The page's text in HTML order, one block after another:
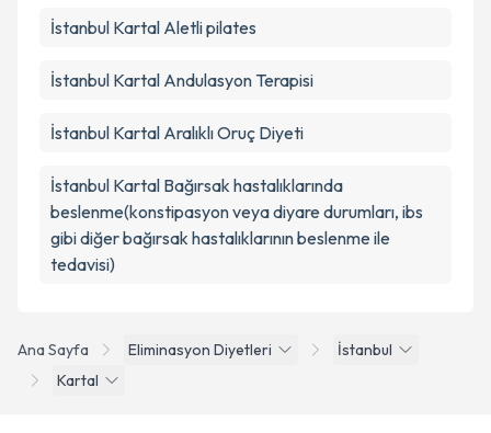
Ana Sayfa Eliminasyon Diyetleri
İstanbul
Kartal
İstanbul Kartal Aletli pilates
İstanbul Kartal Andulasyon Terapisi
İstanbul Kartal Aralıklı Oruç Diyeti
İstanbul Kartal Bağırsak hastalıklarında
beslenme(konstipasyon veya diyare durumları, ibs
gibi diğer bağırsak hastalıklarının beslenme ile
tedavisi)